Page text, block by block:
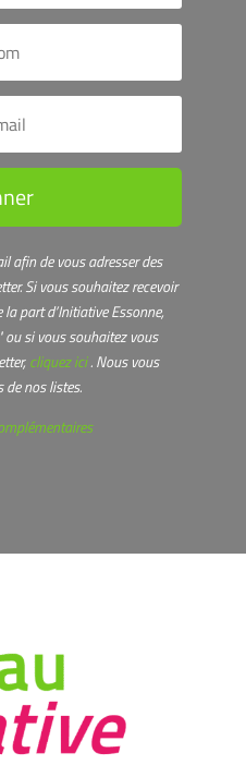
afin de vous adresser des
Si vous souhaitez recevoir
part d’Initiative Essonne,
ou si vous souhaitez vous
cliquez ici. Nous vous
de nos listes.